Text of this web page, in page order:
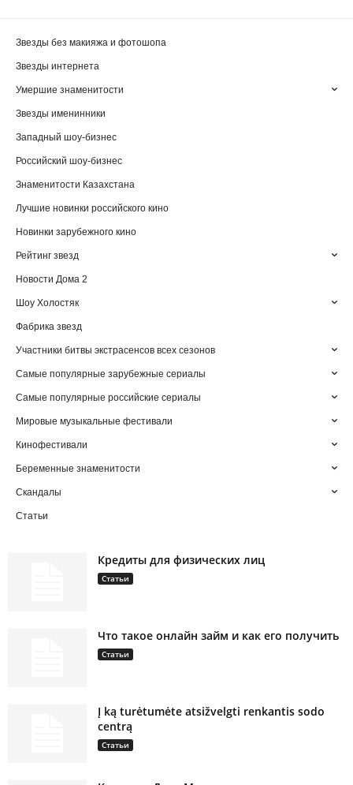
Звезды без макияжа и фотошопа
Звезды интернета
Умершие знаменитости
Звезды именинники
Западный шоу-бизнес
Российский шоу-бизнес
Знаменитости Казахстана
Лучшие новинки российского кино
Новинки зарубежного кино
Рейтинг звезд
Новости Дома 2
Шоу Холостяк
Фабрика звезд
Участники битвы экстрасенсов всех сезонов
Самые популярные зарубежные сериалы
Самые популярные российские сериалы
Мировые музыкальные фестивали
Кинофестивали
Беременные знаменитости
Скандалы
Статьи
Кредиты для физических лиц
Статьи
Что такое онлайн займ и как его получить
Статьи
Į ką turėtumėte atsižvelgti renkantis sodo
centrą
Статьи